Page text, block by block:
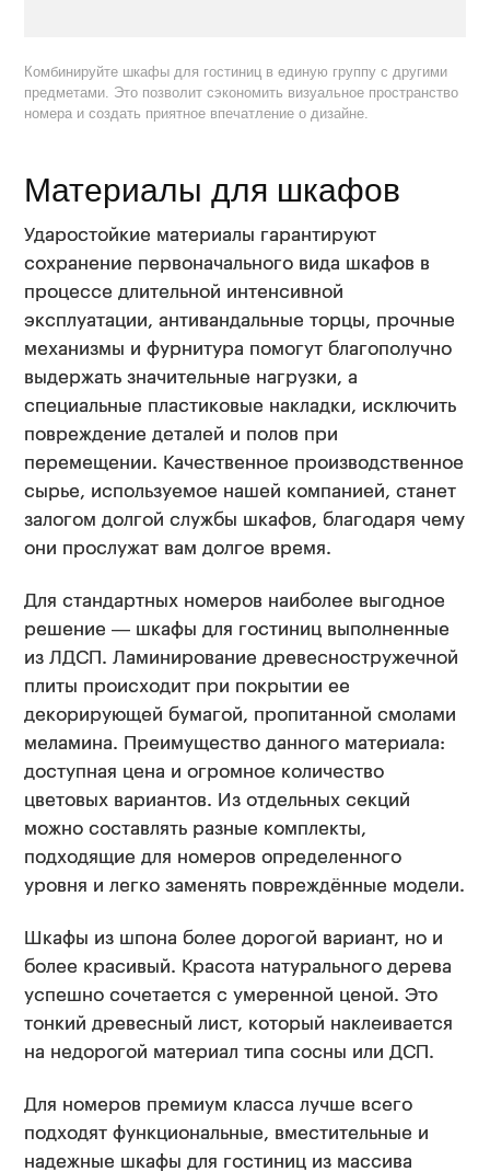
Комбинируйте шкафы для гостиниц в единую группу с другими
предметами. Это позволит сэкономить визуальное пространство
номера и создать приятное впечатление о дизайне.
Материалы для шкафов
Ударостойкие материалы гарантируют
сохранение первоначального вида шкафов в
процессе длительной интенсивной
эксплуатации, антивандальные торцы, прочные
механизмы и фурнитура помогут благополучно
выдержать значительные нагрузки, а
специальные пластиковые накладки, исключить
повреждение деталей и полов при
перемещении. Качественное производственное
сырье, используемое нашей компанией, станет
залогом долгой службы шкафов, благодаря чему
они прослужат вам долгое время.
Для стандартных номеров наиболее выгодное
решение — шкафы для гостиниц выполненные
из ЛДСП. Ламинирование древесностружечной
плиты происходит при покрытии ее
декорирующей бумагой, пропитанной смолами
меламина. Преимущество данного материала:
доступная цена и огромное количество
цветовых вариантов. Из отдельных секций
можно составлять разные комплекты,
подходящие для номеров определенного
уровня и легко заменять повреждённые модели.
Шкафы из шпона более дорогой вариант, но и
более красивый. Красота натурального дерева
успешно сочетается с умеренной ценой. Это
тонкий древесный лист, который наклеивается
на недорогой материал типа сосны или ДСП.
Для номеров премиум класса лучше всего
подходят функциональные, вместительные и
надежные шкафы для гостиниц из массива